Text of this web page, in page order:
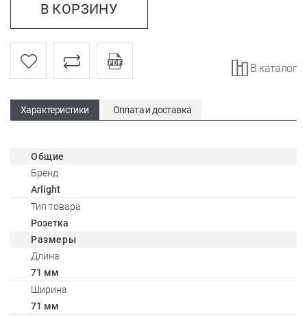
В КОРЗИНУ
В каталог
Характеристики Оплата и доставка
Общие
Бренд
Arlight
Тип товара
Розетка
Размеры
Длина
71 мм
Ширина
71 мм